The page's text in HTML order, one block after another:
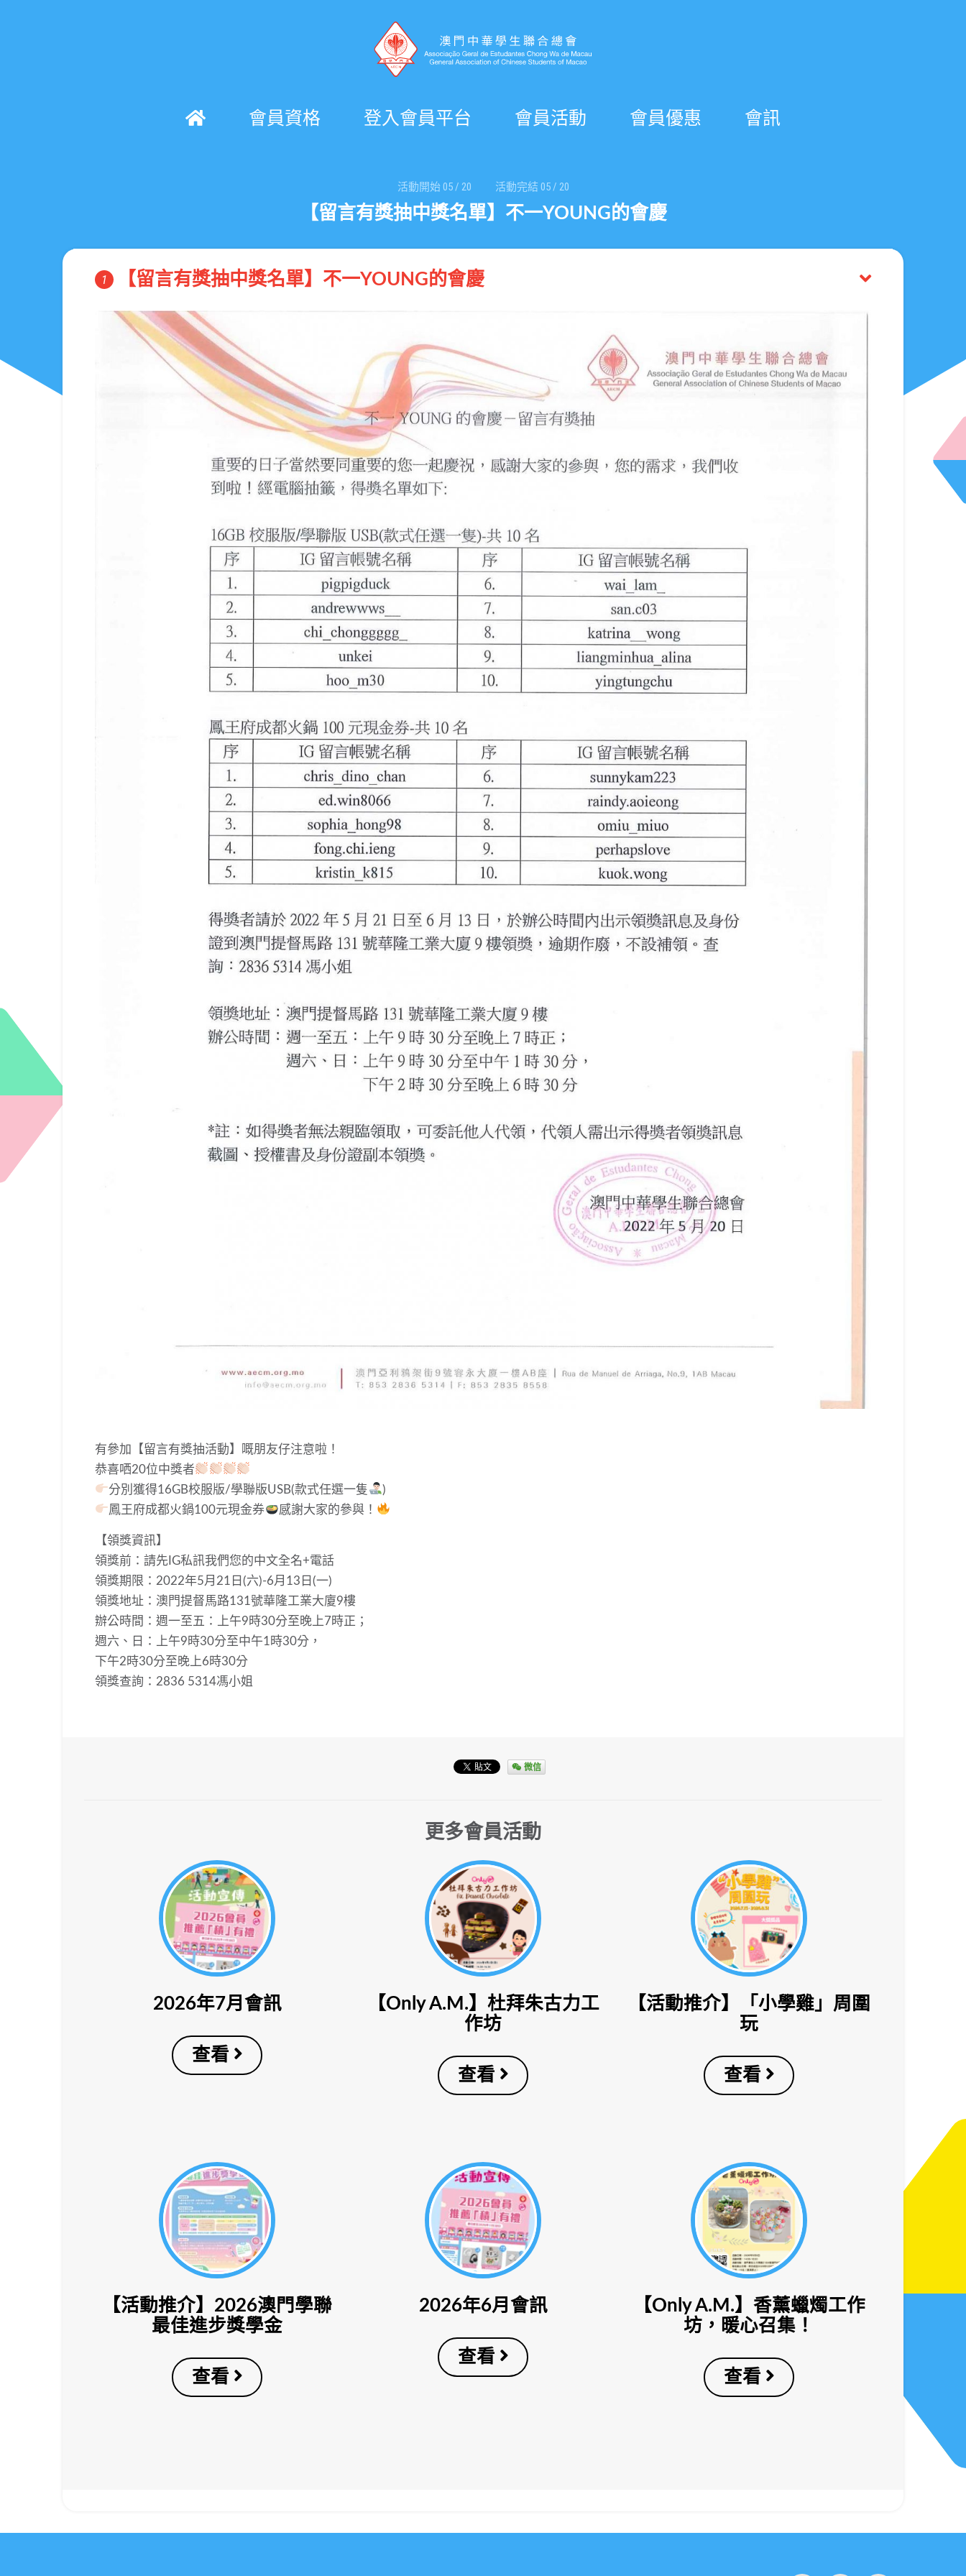
會員資格 登入會員平台 會員活動 會員優惠 會訊
活動開始05/ 20 活動完結05/ 20
【留言有獎抽中獎名單】不一YOUNG的會慶
1 【留言有獎抽中獎名單】不一YOUNG的會慶
有參加【留言有獎抽活動】嘅朋友仔注意啦！
恭喜哂20位中獎者
分別獲得16GB校服版/學聯版USB(款式任選一隻
)
鳳王府成都火鍋100元現金券
感謝大家的參與！
【領獎資訊】
領獎前：請先IG私訊我們您的中文全名+電話
領獎期限：2022年5月21日(六)-6月13日(一)
領獎地址：澳門提督馬路131號華隆工業大廈9樓
辦公時間：週一至五：上午9時30分至晚上7時正；
週六、日：上午9時30分至中午1時30分，
下午2時30分至晚上6時30分
領獎查詢：2836 5314馮小姐
微信
更多會員活動
2026年7月會訊
查看
【Only A.M.】杜拜朱古力工
作坊
查看
【活動推介】「小學雞」周圍
玩
查看
【活動推介】2026澳門學聯
最佳進步獎學金
查看
2026年6月會訊
查看
【Only A.M.】香薰蠟燭工作
坊，暖心召集！
查看